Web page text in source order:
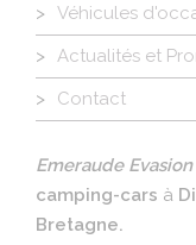
Véhicules
Actualités et
Contact
Description
Emeraude Evasion
camping-cars à
Bretagne.